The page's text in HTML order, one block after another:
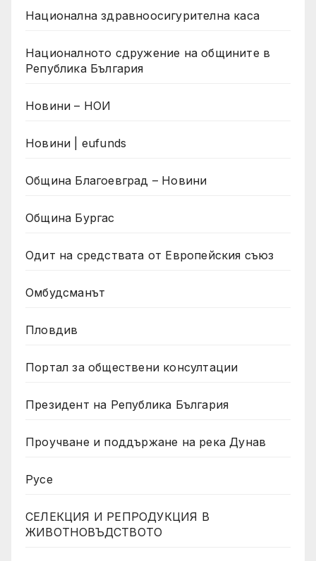
Национална здравноосигурителна каса
Националното сдружение на общините в
Република България
Новини – НОИ
Новини | eufunds
Община Благоевград – Новини
Община Бургас
Одит на средствата от Европейския съюз
Омбудсманът
Пловдив
Портал за обществени консултации
Президент на Република България
Проучване и поддържане на река Дунав
Русе
СЕЛЕКЦИЯ И РЕПРОДУКЦИЯ В
ЖИВОТНОВЪДСТВОТО